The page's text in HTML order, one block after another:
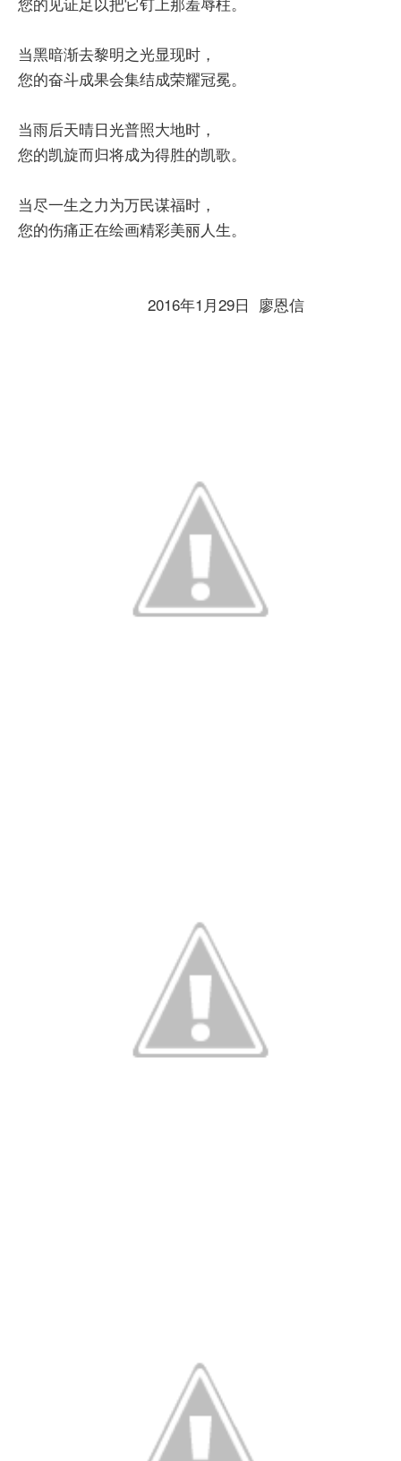
当黑暗渐去黎明之光显现时，
您的奋斗成果会集结成荣耀冠冕。
当雨后天晴日光普照大地时，
您的凯旋而归将成为得胜的凯歌。
当尽一生之力为万民谋福时，
您的伤痛正在绘画精彩美丽人生。
2016年1月29日 廖恩信